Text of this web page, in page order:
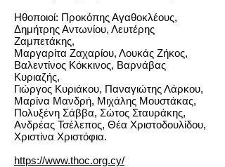
Ηθοποιοί: Προκόπης Αγαθοκλέους,
Δημήτρης Αντωνίου, Λευτέρης
Ζαμπετάκης,
Μαργαρίτα Ζαχαρίου, Λουκάς Ζήκος,
Βαλεντίνος Κόκκινος, Βαρνάβας
Κυριαζής,
Γιώργος Κυριάκου, Παναγιώτης Λάρκου,
Μαρίνα Μανδρή, Μιχάλης Μουστάκας,
Πολυξένη Σάββα, Σώτος Σταυράκης,
Ανδρέας Τσέλεπος, Θέα Χριστοδουλίδου,
Χριστίνα Χριστόφια.
https://www.thoc.org.cy/